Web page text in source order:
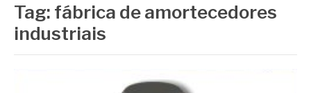
Tag: fábrica de amortecedores
industriais